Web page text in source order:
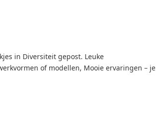
in Diversiteit gepost. Leuke
of modellen, Mooie ervaringen – je